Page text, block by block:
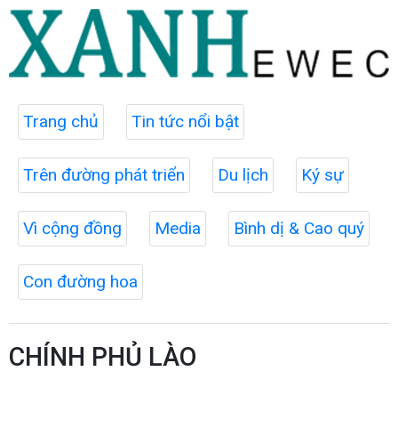
Trang chủ Tin tức nổi bật
Trên đường phát triển Du lịch Ký sự
Vì cộng đồng Media Bình dị & Cao quý
Con đường hoa
CHÍNH PHỦ LÀO